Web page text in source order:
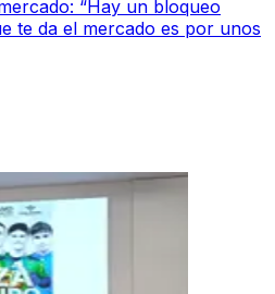
“Hay un bloqueo
te da el mercado es por unos